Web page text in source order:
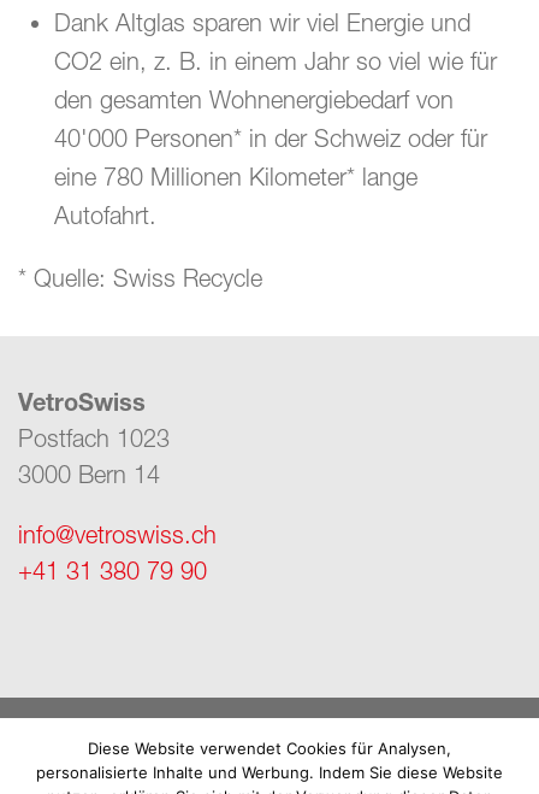
Dank Altglas sparen wir viel Energie und
CO2 ein, z. B. in einem Jahr so viel wie für
den gesamten Wohnenergiebedarf von
40'000 Personen* in der Schweiz oder für
eine 780 Millionen Kilometer* lange
Autofahrt.
* Quelle: Swiss Recycle
VetroSwiss
Postfach 1023
3000 Bern 14
info@vetroswiss.ch
+41 31 380 79 90
ImpressumDiese Website verwendet Cookies für Analysen,
personalisierte Inhalte und Werbung. Indem Sie diese Website